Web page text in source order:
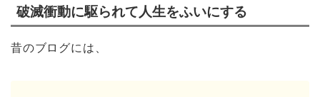
破滅衝動に駆られて人生をふいにする
昔のブログには、